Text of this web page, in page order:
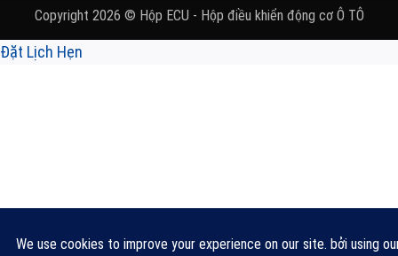
Copyright 2026 © Hộp ECU - Hộp điều khiển động cơ Ô TÔ
Đặt Lịch Hẹn